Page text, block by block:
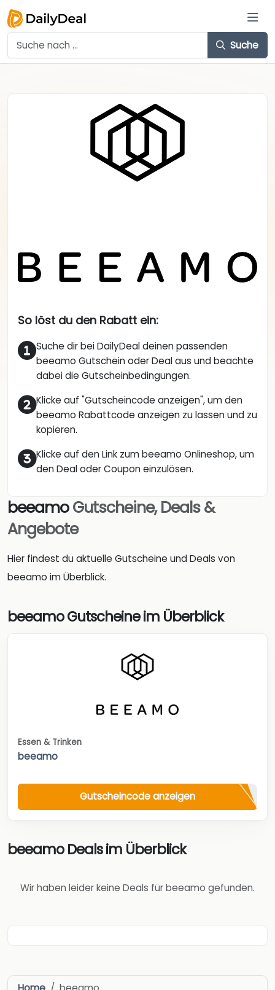
Suche
So löst du den Rabatt ein:
Suche dir bei DailyDeal deinen passenden
beeamo Gutschein oder Deal aus und beachte
dabei die Gutscheinbedingungen.
Klicke auf "Gutscheincode anzeigen", um den
beeamo Rabattcode anzeigen zu lassen und zu
kopieren.
Klicke auf den Link zum beeamo Onlineshop, um
den Deal oder Coupon einzulösen.
beeamoGutscheine, Deals &
Angebote
Hier findest du aktuelle Gutscheine und Deals von
beeamo im Überblick.
beeamo Gutscheine im Überblick
Essen & Trinken
beeamo
Gutscheincode anzeigen
beeamo Deals im Überblick
Wir haben leider keine Deals für beeamo gefunden.